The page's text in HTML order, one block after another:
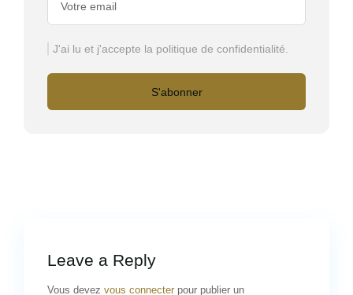
J'ai lu et j'accepte la politique de confidentialité.
S'abonner
Leave a Reply
Vous devez vous connecter pour publier un